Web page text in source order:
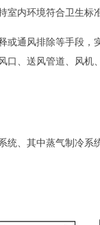
室内环境符合卫生标
或通风排除等手段
口、送风管道、风
统、其中蒸气制冷